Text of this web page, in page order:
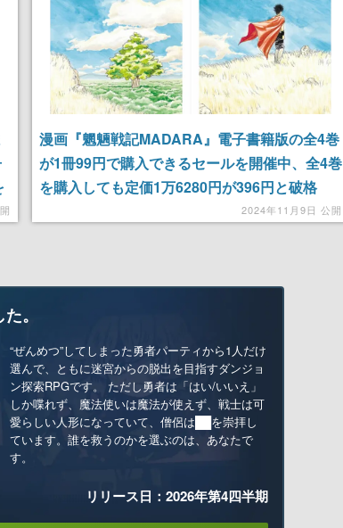
漫画『魍魎戦記MADARA』電子書籍版の全4巻
が1冊99円で購入できるセールを開催中、全4巻
を購入しても定価1万6280円が396円と破格
に。王宮から川下に流れた赤子から始まる壮大
2024年11月9日 公開
。
“ぜんめつ”してしまった勇者パーティから1人だけ
選んで、ともに迷宮からの脱出を目指すダンジョ
ン探索RPGです。 ただし勇者は「はい/いいえ」
しか喋れず、魔法使いは魔法が使えず、戦士は可
愛らしい人形になっていて、僧侶は██を崇拝し
ています。誰を救うのかを選ぶのは、あなたで
す。
リリース日：2026年第4四半期